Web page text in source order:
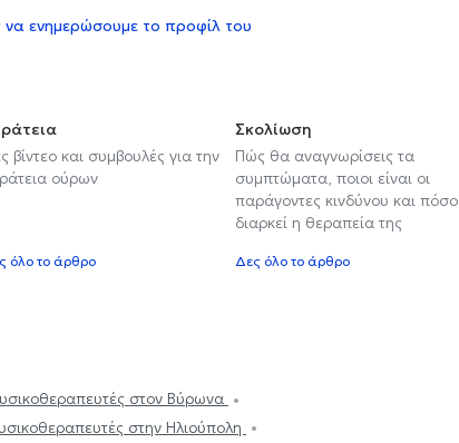
να ενημερώσουμε το προφίλ του
βίντεο και συμβουλές για την
ούρων
όλο το άρθρο
Σκολίωση
Πώς θα αναγνωρίσεις τα
συμπτώματα, ποιοι είναι οι
παράγοντες κινδύνου και πόσο
διαρκεί η θεραπεία της
Δες όλο το άρθρο
στον Βύρωνα
στην Ηλιούπολη